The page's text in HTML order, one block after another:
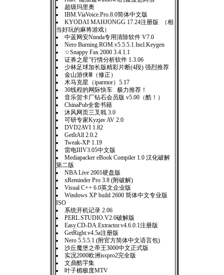
超级玛里奥
IBM.ViaVoice.Pro.8.0简体中文版
KYODAI MAHJONGG 17.24注册版 （相
当好玩的麻将游戏）
中蓝网安Nimda专用清除软件 V7.0
Nero Burning.ROM.v5.5.5.1.Incl.Keygen
☆Snappy Fax 2000 3.4.1.1
证券之星”行情分析软件 1.3.06
少林足球加长版精彩片断(4段) 强烈推荐
金山游侠Ⅲ（修正）
木马克星（iparmor）5.17
30线程的网际快车 极力推荐！
音乐贺卡厂钻石会员版 v5.00（酷！）
ChinaPub全套书籍
沐风网页三叉戟 3.0
可研专家Kyzjav AV 2.0
DVD2AVI 1.82
GetItAll 2.0.2
Tweak-XP 1.19
雷电IIIV3.05中文版
Mediapacker eBook Compiler 1.0 汉化破解
第二版
NBA Live 2001硬盘版
xReminder Pro 3.8 (附破解)
Visual C++ 6.0英文企业版
Windows XP build 2600 简体中文专业版
ISO
系统开机记录 2.06
PERL.STUDIO.V2.0破解版
Easy.CD-DA.Extractor.v4.6.0.1注册版
GetRight.v4.5a注册版
Nero 5.5.5.1 (附官方简体中文语言包)
沙丘魔堡之帝王3000中文正式版
实况2000欧洲isspro2完全版
文鼎酷字集
叶子楣极度MTV